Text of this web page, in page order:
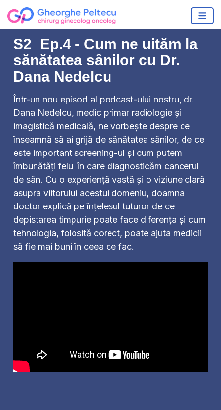
S2_Ep.4 - Cum ne uităm la
sănătatea sânilor cu Dr.
Dana Nedelcu
Într-un nou episod al podcast-ului nostru, dr.
Dana Nedelcu, medic primar radiologie și
imagistică medicală, ne vorbește despre ce
înseamnă să ai grijă de sănătatea sânilor, de ce
este important screening-ul și cum putem
îmbunătăți felul în care diagnosticăm cancerul
de sân. Cu o experiență vastă și o viziune clară
asupra viitorului acestui domeniu, doamna
doctor explică pe înțelesul tuturor de ce
depistarea timpurie poate face diferența și cum
tehnologia, folosită corect, poate ajuta medicii
să fie mai buni în ceea ce fac.